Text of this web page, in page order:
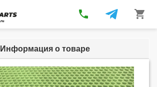
phone shopping_cart
Информация о товаре